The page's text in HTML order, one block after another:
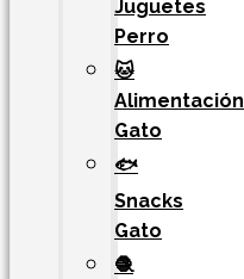
Juguetes
Perro
🐱
Alimentación
Gato
🐟
Snacks
Gato
🧶